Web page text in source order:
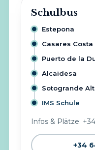
Schulbus
Estepona
Casares Costa
Puerto de la
Alcaidesa
Sotogrande
IMS Schule
Infos & Plätze:
+34